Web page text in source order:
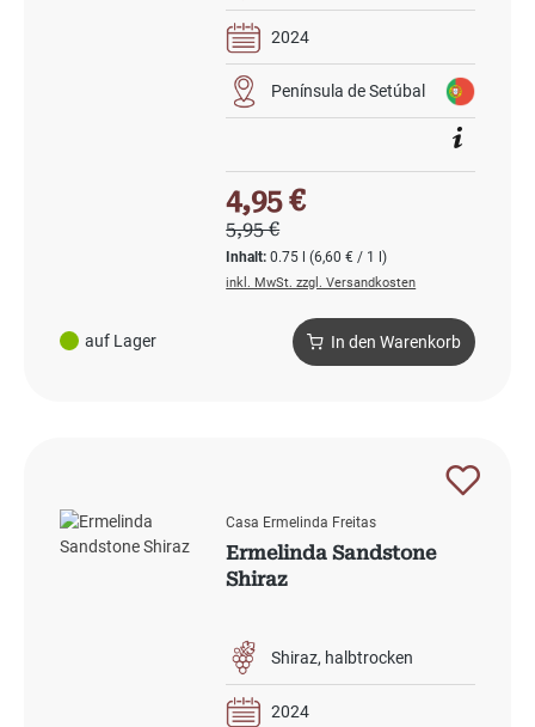
auf Lager
2024
Península de Setúbal
Inhalt:0.75 l(6,60 € / 1 l)
Verkaufspreis:
4,95 €
Regulärer Preis:
5,95 €
inkl. MwSt. zzgl. Versandkosten
In den Warenkorb
Casa Ermelinda Freitas
Ermelinda Sandstone
Shiraz
Shiraz halbtrocken
2024